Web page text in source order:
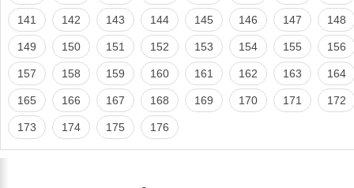
141 142 143 144 145 146 147 148
149 150 151 152 153 154 155 156
157 158 159 160 161 162 163 164
165 166 167 168 169 170 171 172
173 174 175 176